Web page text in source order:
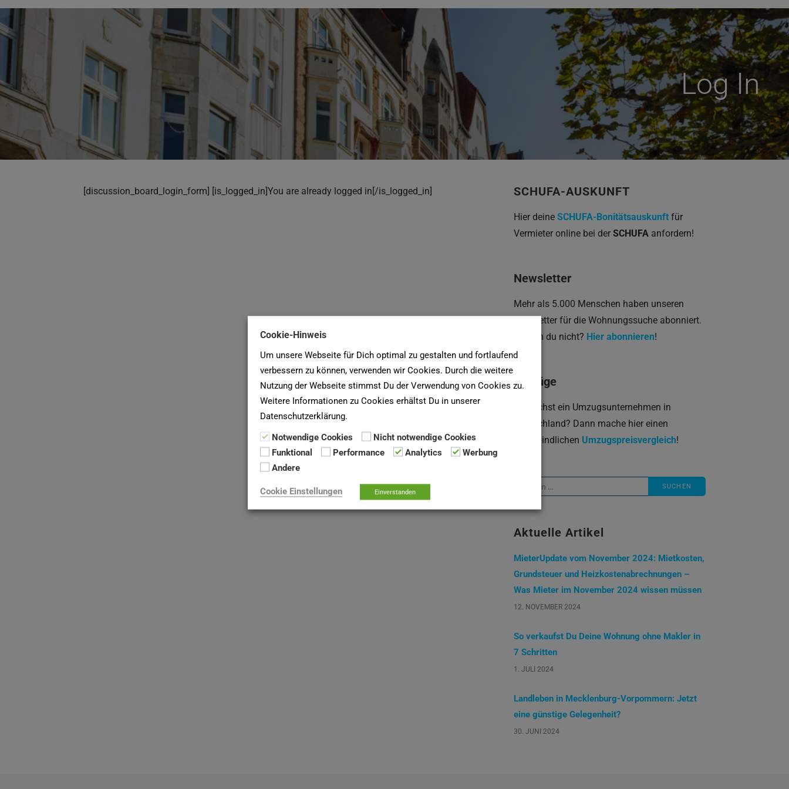
Log In
[discussion_board_login_form] [is_logged_in]You are already logged in[/is_logged_in] SCHUFA-AUSKUNFT
Hier deineSCHUFA-Bonitätsauskunft für
Vermieter online bei derSCHUFA anfordern!
Newsletter
Mehr als 5.000 Menschen haben unseren
Newsletter für die Wohnungssuche abonniert.
Warum du nicht? Hier abonnieren!
Umzüge
Du suchst ein Umzugsunternehmen in
Deutschland? Dann mache hier einen
unverbindlichen Umzugspreisvergleich!
Aktuelle Artikel
MieterUpdate vom November 2024: Mietkosten,
Grundsteuer und Heizkostenabrechnungen –
Was Mieter im November 2024 wissen müssen
12. NOVEMBER 2024
So verkaufst Du Deine Wohnung ohne Makler in
7 Schritten
1. JULI 2024
Landleben in Mecklenburg-Vorpommern: Jetzt
eine günstige Gelegenheit?
30. JUNI 2024
Cookie-Hinweis
Um unsere Webseite für Dich optimal zu gestalten und fortlaufend
verbessern zu können, verwenden wir Cookies. Durch die weitere
Nutzung der Webseite stimmst Du der Verwendung von Cookies zu.
Weitere Informationen zu Cookies erhältst Du in unserer
Datenschutzerklärung.
Notwendige Cookies
Nicht notwendige Cookies
Funktional
Performance Analytics
Werbung
Andere
Cookie Einstellungen Einverstanden